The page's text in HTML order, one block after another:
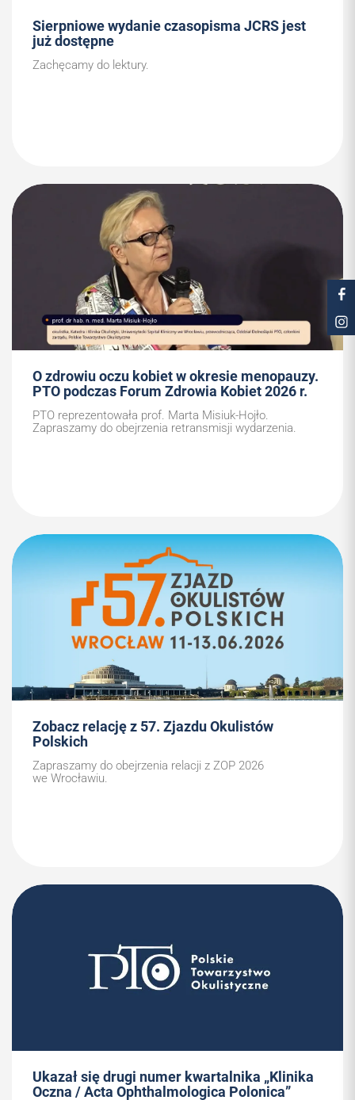
Sierpniowe wydanie czasopisma JCRS jest
już dostępne
Zachęcamy do lektury.
O zdrowiu oczu kobiet w okresie menopauzy.
PTO podczas Forum Zdrowia Kobiet 2026 r.
PTO reprezentowała prof. Marta Misiuk-Hojło.
Zapraszamy do obejrzenia retransmisji wydarzenia.
Zobacz relację z 57. Zjazdu Okulistów
Polskich
Zapraszamy do obejrzenia relacji z ZOP 2026
we Wrocławiu.
Ukazał się drugi numer kwartalnika „Klinika
Oczna / Acta Ophthalmologica Polonica”